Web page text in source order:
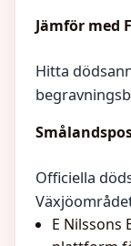
Jämför med
Hitta
Officiella
E Nilssons